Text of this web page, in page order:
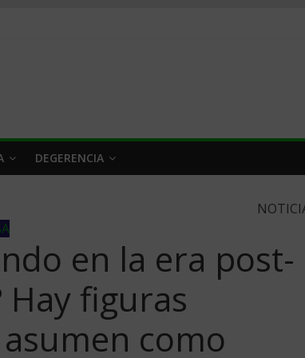
DEGERENCIA
en la era post-
Hay figuras
como